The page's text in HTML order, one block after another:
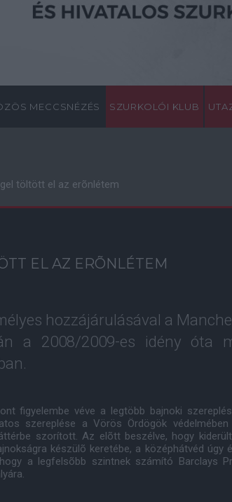
MECCSNÉZÉS SZURKOLÓI KLUB
töltött el az erõnlétem
EL AZ ERÕNLÉTEM
hozzájárulásával a
a 2008/2009-es idény óta
figyelembe véve a legtöbb bajnoki
szereplése a Vörös Ördögök védelmében
szorított. Az elõtt beszélve, hogy
készülõ keretébe, a középhátvéd úgy
a legfelsõbb szintnek számító Barclays